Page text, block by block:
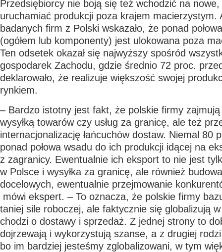
Przedsiębiorcy nie boją się też wchodzić na
uruchamiać produkcji poza krajem macierzystym.
badanych firm z Polski wskazało, że ponad
(ogółem lub komponenty) jest ulokowana poza
Ten odsetek okazał się najwyższy spośród
gospodarek Zachodu, gdzie średnio 72 proc.
deklarowało, że realizuje większość swojej
rynkiem.
– Bardzo istotny jest fakt, że polskie firmy
wysyłką towarów czy usług za granicę, ale też
internacjonalizację łańcuchów dostaw. Niemal 80
ponad połowa wsadu do ich produkcji idącej na
z zagranicy. Ewentualnie ich eksport to nie jest
w Polsce i wysyłka za granicę, ale również
docelowych, ewentualnie przejmowanie
mówi ekspert. – To oznacza, że polskie firmy
taniej sile roboczej, ale faktycznie się globalizują
chodzi o dostawy i sprzedaż. Z jednej strony to
dojrzewają i wykorzystują szanse, a z drugiej
bo im bardziej jesteśmy zglobalizowani, w tym